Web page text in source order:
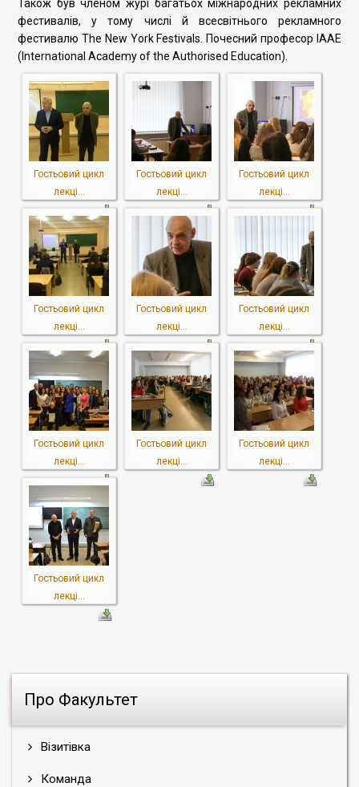
Про Факультет
Візитівка
Команда
Також був членом журі багатьох міжнародних рекламних
фестивалів, у тому числі й всесвітнього рекламного
фестивалю The New York Festivals. Почесний професор IАAЕ
(International Academy of the Authorised Education).
Гостьовий цикл
лекці...
Гостьовий цикл
лекці...
Гостьовий цикл
лекці...
Гостьовий цикл
лекці...
Гостьовий цикл
лекці...
Гостьовий цикл
лекці...
Гостьовий цикл
лекці...
Гостьовий цикл
лекці...
Гостьовий цикл
лекці...
Гостьовий цикл
лекці...